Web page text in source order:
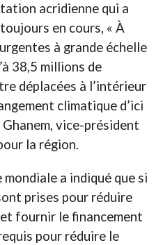
acridienne qui a
en cours, « À
à grande échelle
38,5 millions de
déplacées à l’intérieur
climatique d’ici
vice-président
la région.
a indiqué que si
prises pour réduire
fournir le financement
pour réduire le